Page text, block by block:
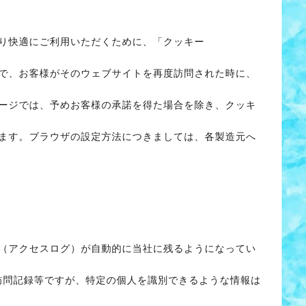
快適にご利用いただくために、「クッキー
お客様がそのウェブサイトを再度訪問された時に、
ジでは、予めお客様の承諾を得た場合を除き、クッキ
す。ブラウザの設定方法につきましては、各製造元へ
アクセスログ）が自動的に当社に残るようになってい
記録等ですが、特定の個人を識別できるような情報は